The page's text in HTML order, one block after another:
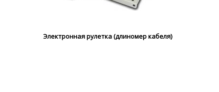
Электронная рулетка (длиномер кабеля)